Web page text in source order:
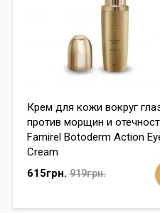
Крем для кожи вокруг
против морщин и
Famirel Botoderm Action
Cream
615грн. 919грн.